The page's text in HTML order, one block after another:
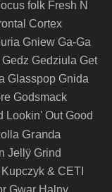
folk Fresh N
Cortex
Gniew Ga-Ga
Gedz Gedziula Get
Glasspop Gnida
Godsmack
Lookin' Out Good
Granda
Jellÿ Grind
& CETI
Gwar Halny